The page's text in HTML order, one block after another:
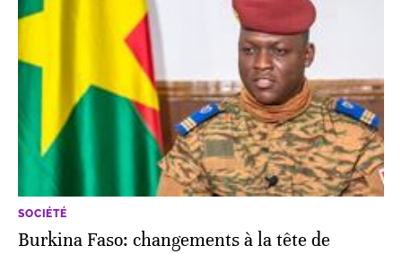
SOCIÉTÉ
Burkina Faso: changements à la tête de